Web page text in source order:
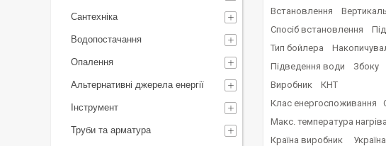
Встановлення
Спосіб встановлення
Тип бойлера
Підведення води Збоку
Виробник КНТ
Клас енергоспоживання
Макс. температура
Країна виробник Україна
Сантехніка
Водопостачання
Опалення
Альтернативні джерела енергії
Інструмент
Труби та арматура